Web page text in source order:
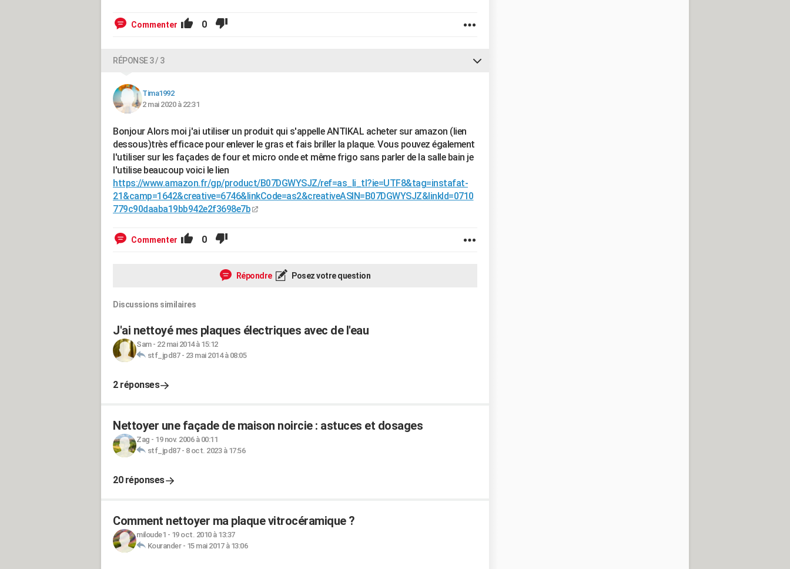
Commenter 0
RÉPONSE 3 / 3
Tima1992
2 mai 2020 à 22:31
Bonjour Alors moi j'ai utiliser un produit qui s'appelle ANTIKAL acheter sur amazon (lien
dessous)très efficace pour enlever le gras et fais briller la plaque. Vous pouvez également
l'utiliser sur les façades de four et micro onde et même frigo sans parler de la salle bain je
l'utilise beaucoup voici le lien
https://www.amazon.fr/gp/product/B07DGWYSJZ/ref=as_li_tl?ie=UTF8&tag=instafat-
21&camp=1642&creative=6746&linkCode=as2&creativeASIN=B07DGWYSJZ&linkId=0710
779c90daaba19bb942e2f3698e7b
Commenter 0
Répondre Posez votre question
Discussions similaires
J'ai nettoyé mes plaques électriques avec de l'eau
Sam- 22 mai 2014 à 15:12
stf_jpd87- 23 mai 2014 à 08:05
2 réponses
Nettoyer une façade de maison noircie : astuces et dosages
Zag - 19 nov. 2006 à 00:11
stf_jpd87- 8 oct. 2023 à 17:56
20 réponses
Comment nettoyer ma plaque vitrocéramique ?
miloude1 - 19 oct. 2010 à 13:37
Kourander- 15 mai 2017 à 13:06